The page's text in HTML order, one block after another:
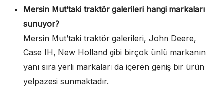
Mersin Mut’taki traktör galerileri hangi markaları
sunuyor?
Mersin Mut’taki traktör galerileri, John Deere,
Case IH, New Holland gibi birçok ünlü markanın
yanı sıra yerli markaları da içeren geniş bir ürün
yelpazesi sunmaktadır.